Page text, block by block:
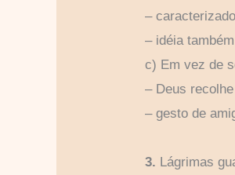
–
– idéia
c) Em vez de
– Deus
– gesto de
3. Lágrimas